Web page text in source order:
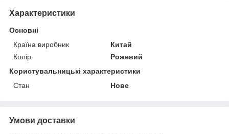
Характеристики
Основні
Країна виробник
Китай
Колір
Рожевий
Користувальницькі характеристики
Стан
Нове
Умови доставки